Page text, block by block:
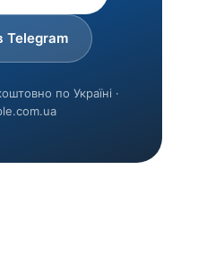
Telegram
по Україні ·